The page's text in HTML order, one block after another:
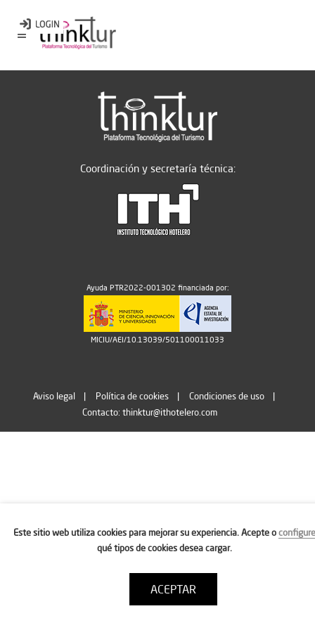
Coordinación y secretaría técnica:
Ayuda PTR2022-001302 financiada por:
MICIU/AEI/10.13039/501100011033
Aviso legal Política de cookies
Condiciones de uso
Contacto: thinktur@ithotelero.com
Este sitio web utiliza cookies para mejorar su experiencia. Acepte oconfigure
qué tipos de cookies desea cargar.
ACEPTAR